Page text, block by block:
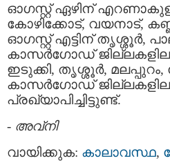
ഓഗസ്റ്റ് ഏഴിന്
കോഴിക്കോട്, വയനാട്,
ഓഗസ്റ്റ് എട്ടിന് തൃശ്ശൂര്‍,
കാസര്‍ഗോഡ്
ഇടുക്കി, തൃശ്ശൂര്‍,
കാസര്‍ഗോഡ്
പ്രഖ്യാപിച്ചിട്ടുണ്ട്.
- അവ്നി
വായിക്കുക: കാലാവസ്ഥ,